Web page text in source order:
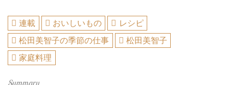
連載 おいしいもの
レシピ
松田美智子の季節の仕事
松田美智子
家庭料理